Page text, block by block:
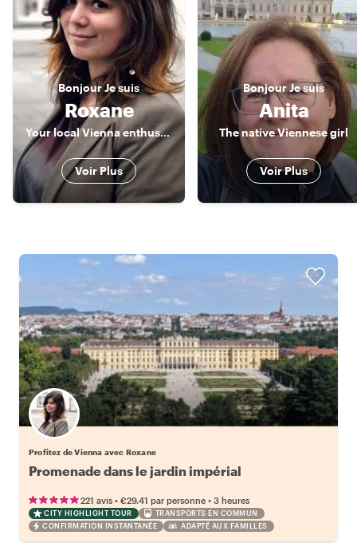
BonjourJe suis
Roxane
Your local Vienna enthusiast
Voir Plus
BonjourJe suis
Anita
The native Viennese girl
Voir Plus
Profitez de Vienna avec Roxane
Promenade dans le jardin impérial
221 avis • €29.41 par personne • 3 heures
CITY HIGHLIGHT TOUR
TRANSPORTS EN COMMUN
CONFIRMATION INSTANTANÉE
ADAPTÉ AUX FAMILLES